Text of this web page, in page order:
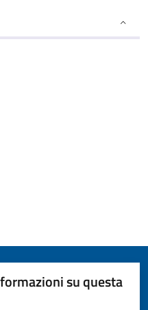
su questa